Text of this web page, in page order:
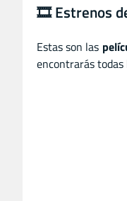
🎞️ Estrenos
Estas son las
encontrarás todas